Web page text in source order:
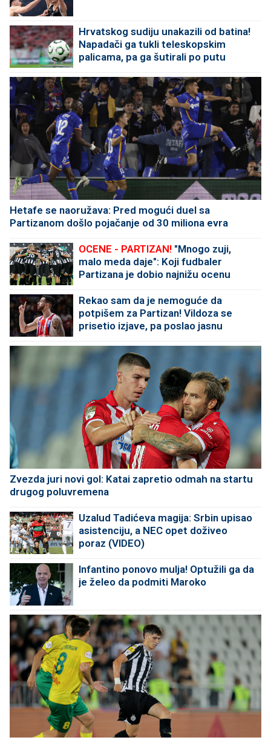
Hrvatskog sudiju unakazili od batina!
Napadači ga tukli teleskopskim
palicama, pa ga šutirali po putu
Hetafe se naoružava: Pred mogući duel sa
Partizanom došlo pojačanje od 30 miliona evra
OCENE - PARTIZAN! "Mnogo zuji,
malo meda daje": Koji fudbaler
Partizana je dobio najnižu ocenu
Rekao sam da je nemoguće da
potpišem za Partizan! Vildoza se
prisetio izjave, pa poslao jasnu
Zvezda juri novi gol: Katai zapretio odmah na startu
drugog poluvremena
Uzalud Tadićeva magija: Srbin upisao
asistenciju, a NEC opet doživeo
poraz (VIDEO)
Infantino ponovo mulja! Optužili ga da
je želeo da podmiti Maroko